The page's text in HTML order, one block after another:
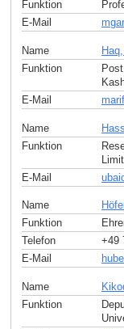
Funktion
E-Mail
Name
Funktion
E-Mail
Name
Funktion
E-Mail
Name
Funktion
Telefon
+49
E-Mail
Name
Funktion